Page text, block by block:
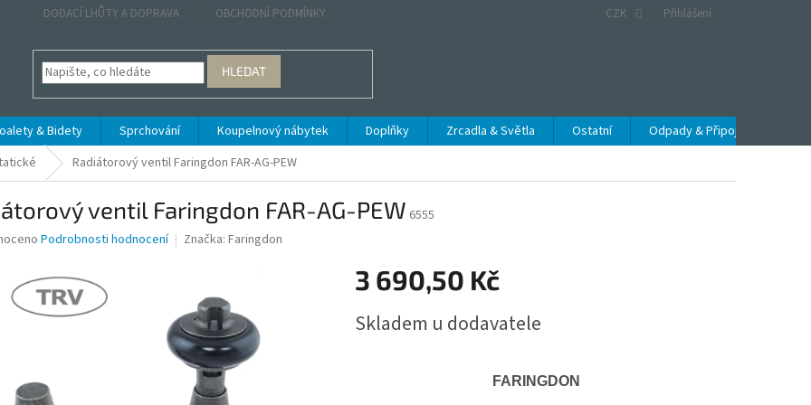
DODACÍ LHŮTY A DOPRAVA OBCHODNÍ PODMÍNKY CZK Přihlášení
HLEDAT
& Bidety Sprchování Koupelnový nábytek Doplňky Zrcadla & Světla Ostatní Odpady & Připojení
Radiátorový ventil Faringdon FAR-AG-PEW
ventil Faringdon FAR-AG-PEW 6555
Podrobnosti hodnocení Značka: Faringdon
3 690,50 Kč
cena:
Skladem u dodavatele
FARINGDON